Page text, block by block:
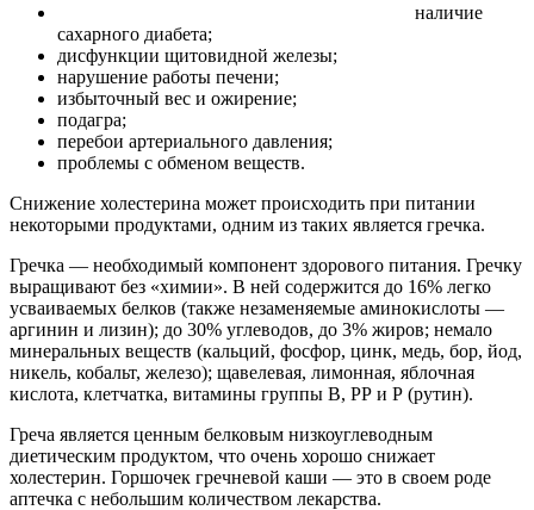
наличие
сахарного диабета;
дисфункции щитовидной железы;
нарушение работы печени;
избыточный вес и ожирение;
подагра;
перебои артериального давления;
проблемы с обменом веществ.
Снижение холестерина может происходить при питании
некоторыми продуктами, одним из таких является гречка.
Гречка — необходимый компонент здорового питания. Гречку
выращивают без «химии». В ней содержится до 16% легко
усваиваемых белков (также незаменяемые аминокислоты —
аргинин и лизин); до 30% углеводов, до 3% жиров; немало
минеральных веществ (кальций, фосфор, цинк, медь, бор, йод,
никель, кобальт, железо); щавелевая, лимонная, яблочная
кислота, клетчатка, витамины группы В, РР и Р (рутин).
Греча является ценным белковым низкоуглеводным
диетическим продуктом, что очень хорошо снижает
холестерин. Горшочек гречневой каши — это в своем роде
аптечка с небольшим количеством лекарства.